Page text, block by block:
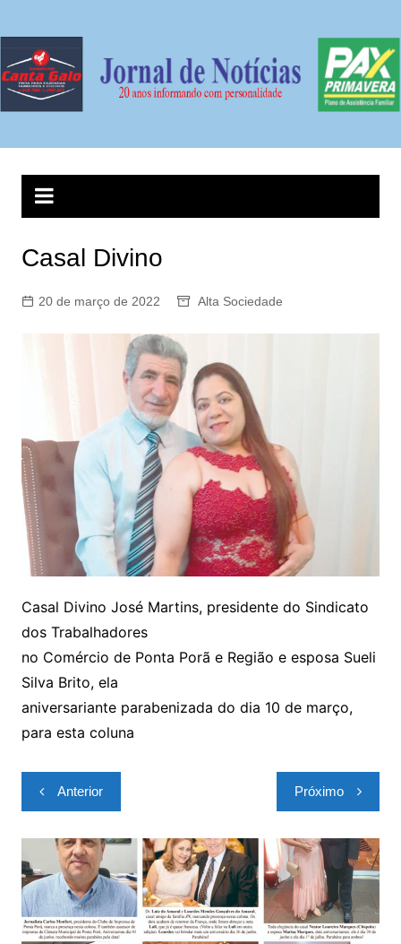
conteúdo
Casal Divino
20 de março de 2022 Alta Sociedade
Casal Divino José Martins, presidente do Sindicato
dos Trabalhadores
no Comércio de Ponta Porã e Região e esposa Sueli
Silva Brito, ela
aniversariante parabenizada do dia 10 de março,
para esta coluna
Navegação
de
Post
Anterior Próximo